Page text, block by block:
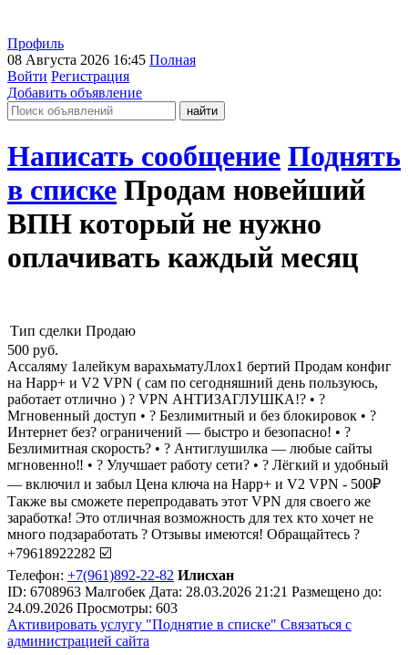
Профиль
08 Августа 2026 16:45 Полная
Войти Регистрация
Добавить объявление
Написать сообщение Поднять
в списке Продам новейший
ВПН который не нужно
оплачивать каждый месяц
Тип сделки Продаю
500 руб.
Ассаляму 1алейкум варахьматуЛлох1 бертий Продам конфиг
на Happ+ и V2 VPN ( сам по сегодняшний день пользуюсь,
работает отлично ) ? VPN АНТИЗАГЛУШКА!? • ?
Мгновенный доступ • ? Безлимитный и без блокировок • ?️
Интернет без? ограничений — быстро и безопасно! • ?
Безлимитная скорость? • ? Антиглушилка — любые сайты
мгновенно‼️ • ? Улучшает работу сети? • ? Лёгкий и удобный
— включил и забыл Цена ключа на Happ+ и V2 VPN - 500₽
Также вы сможете перепродавать этот VPN для своего же
заработка! Это отличная возможность для тех кто хочет не
много подзаработать ? Отзывы имеются! Обращайтесь ?
+79618922282 ☑️
Телефон: +7(961)892-22-82 Илисхан
ID: 6708963 Малгобек Дата: 28.03.2026 21:21 Размещено до:
24.09.2026 Просмотры: 603
Активировать услугу "Поднятие в списке" Связаться с
администрацией сайта